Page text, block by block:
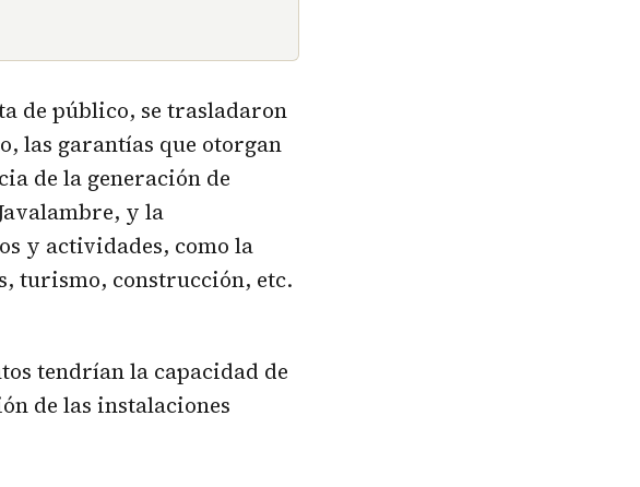
de público, se trasladaron
las garantías que otorgan
de la generación de
y la
y actividades, como la
turismo, construcción, etc.
tendrían la capacidad de
de las instalaciones